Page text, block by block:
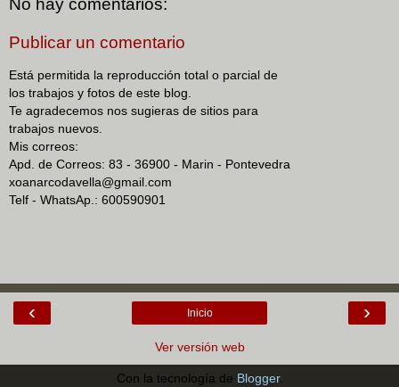
No hay comentarios:
Publicar un comentario
Está permitida la reproducción total o parcial de
los trabajos y fotos de este blog.
Te agradecemos nos sugieras de sitios para
trabajos nuevos.
Mis correos:
Apd. de Correos: 83 - 36900 - Marin - Pontevedra
xoanarcodavella@gmail.com
Telf - WhatsAp.: 600590901
‹ ›
Inicio
Ver versión web
Con la tecnología de Blogger.